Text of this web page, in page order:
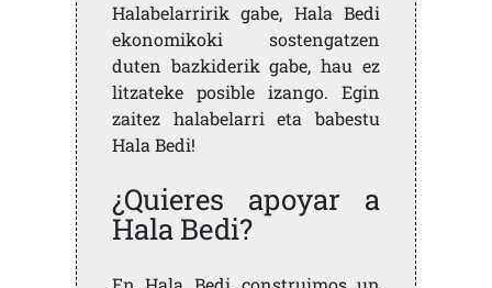
Halabelarririk gabe, Hala Bedi
ekonomikoki sostengatzen
duten bazkiderik gabe, hau ez
litzateke posible izango. Egin
zaitez halabelarri eta babestu
Hala Bedi!
¿Quieres apoyar a
Hala Bedi?